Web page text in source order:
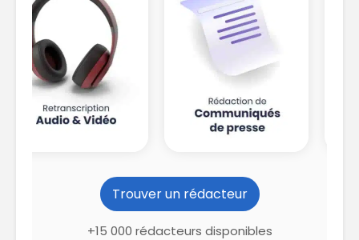
Trouver un rédacteur
+15 000 rédacteurs disponibles